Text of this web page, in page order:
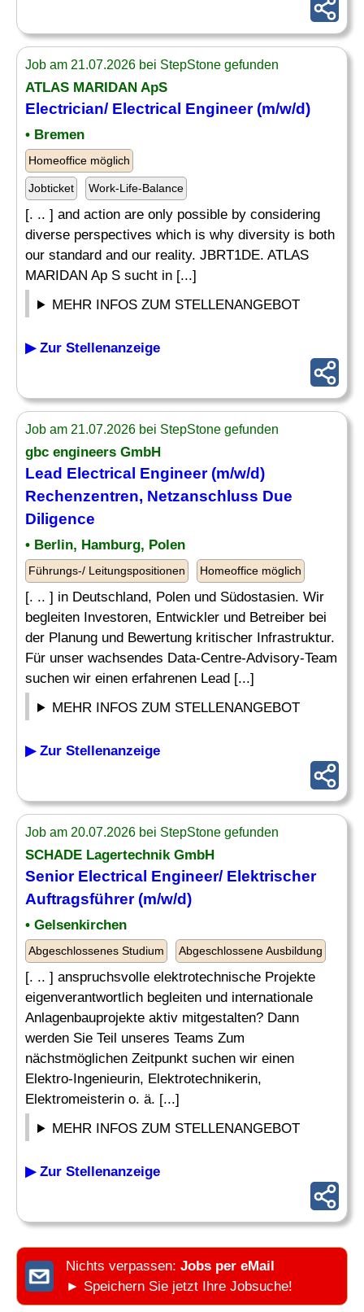
Job am 21.07.2026 bei StepStone gefunden
ATLAS MARIDAN ApS
Electrician/ Electrical Engineer(m/w/d)
• Bremen
Homeoffice möglich
Jobticket Work-Life-Balance
[. .. ] and action are only possible by considering
diverse perspectives which is why diversity is both
our standard and our reality. JBRT1DE. ATLAS
MARIDAN Ap S sucht in [...]
MEHR INFOS ZUM STELLENANGEBOT
▶ Zur Stellenanzeige
Job am 21.07.2026 bei StepStone gefunden
gbc engineers GmbH
Lead Electrical Engineer(m/w/d)
Rechenzentren, Netzanschluss Due
Diligence
• Berlin, Hamburg, Polen
Führungs-/ Leitungspositionen Homeoffice möglich
[. .. ] in Deutschland, Polen und Südostasien. Wir
begleiten Investoren, Entwickler und Betreiber bei
der Planung und Bewertung kritischer Infrastruktur.
Für unser wachsendes Data-Centre-Advisory-Team
suchen wir einen erfahrenen Lead [...]
MEHR INFOS ZUM STELLENANGEBOT
▶ Zur Stellenanzeige
Job am 20.07.2026 bei StepStone gefunden
SCHADE Lagertechnik GmbH
Senior Electrical Engineer/ Elektrischer
Auftragsführer (m/w/d)
• Gelsenkirchen
Abgeschlossenes Studium Abgeschlossene Ausbildung
[. .. ] anspruchsvolle elektrotechnische Projekte
eigenverantwortlich begleiten und internationale
Anlagenbauprojekte aktiv mitgestalten? Dann
werden Sie Teil unseres Teams Zum
nächstmöglichen Zeitpunkt suchen wir einen
Elektro-Ingenieurin, Elektrotechnikerin,
Elektromeisterin o. ä. [...]
MEHR INFOS ZUM STELLENANGEBOT
▶ Zur Stellenanzeige
Nichts verpassen: Jobs per eMail
► Speichern Sie jetzt Ihre Jobsuche!